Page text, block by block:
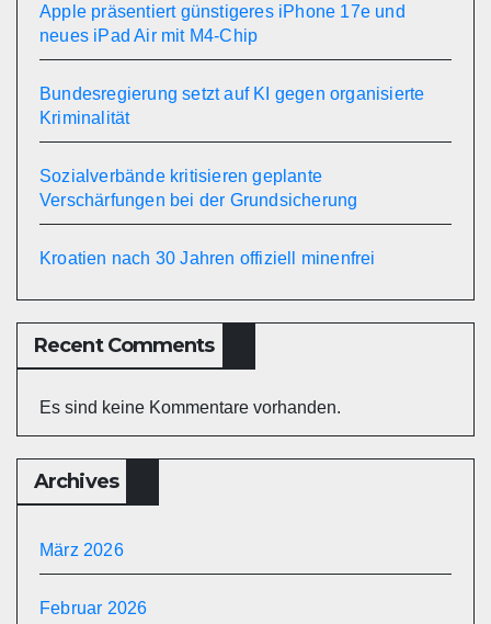
Apple präsentiert günstigeres iPhone 17e und
neues iPad Air mit M4-Chip
Bundesregierung setzt auf KI gegen organisierte
Kriminalität
Sozialverbände kritisieren geplante
Verschärfungen bei der Grundsicherung
Kroatien nach 30 Jahren offiziell minenfrei
Recent Comments
Es sind keine Kommentare vorhanden.
Archives
März 2026
Februar 2026